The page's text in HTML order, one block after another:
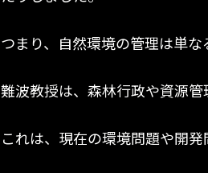
つまり、自然環境の管理は単な
難波教授は、森林行政や資源管
これは、現在の環境問題や開発